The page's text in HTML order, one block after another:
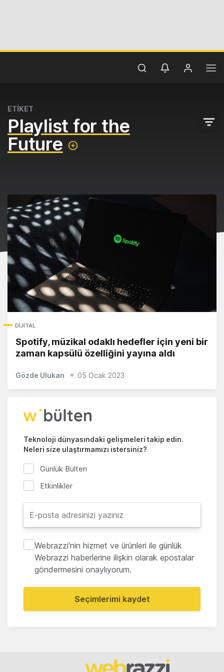
ETİKET
Playlist for the
Future
DIJITAL
Spotify, müzikal odaklı hedefler için yeni bir
zaman kapsülü özelliğini yayına aldı
Gözde Ulukan 05 Ocak 2023
Teknoloji dünyasındaki gelişmeleri takip edin.
Neleri size ulaştırmamızı istersiniz?
Günlük Bülten
Etkinlikler
Webrazzi'nin hizmet ve ürünleri ile günlük
Webrazzi haberlerine ilişkin olarak epostalar
göndermesini onaylıyorum.
Seçimlerimi kaydet